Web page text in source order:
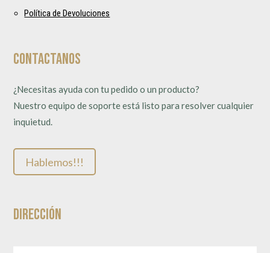
Política de Devoluciones
Contactanos
¿Necesitas ayuda con tu pedido o un producto?
Nuestro equipo de soporte está listo para resolver cualquier
inquietud.
Hablemos!!!
Dirección